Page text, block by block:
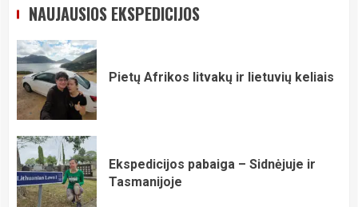
NAUJAUSIOS EKSPEDICIJOS
Pietų Afrikos litvakų ir lietuvių keliais
Ekspedicijos pabaiga – Sidnėjuje ir
Tasmanijoje